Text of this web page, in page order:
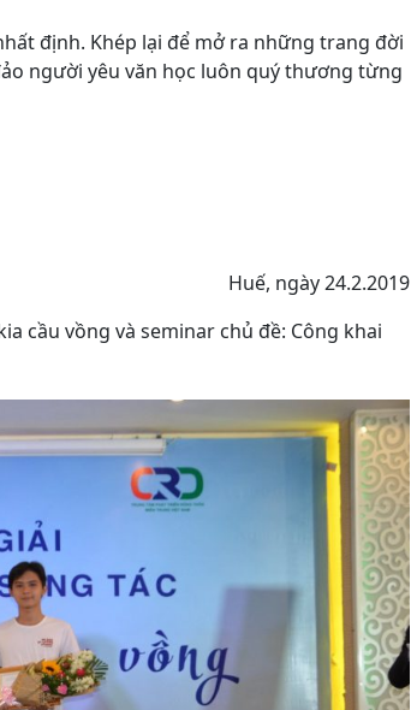
định. Khép lại để mở ra những trang đời
người yêu văn học luôn quý thương từng
Huế, ngày 24.2.2019
cầu vồng và seminar chủ đề: Công khai